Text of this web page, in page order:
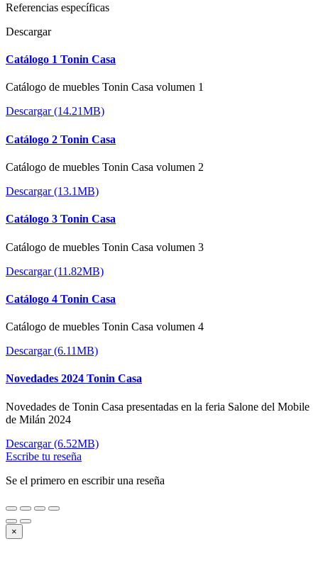
Referencias específicas
Descargar
Catálogo 1 Tonin Casa
Catálogo de muebles Tonin Casa volumen 1
Descargar (14.21MB)
Catálogo 2 Tonin Casa
Catálogo de muebles Tonin Casa volumen 2
Descargar (13.1MB)
Catálogo 3 Tonin Casa
Catálogo de muebles Tonin Casa volumen 3
Descargar (11.82MB)
Catálogo 4 Tonin Casa
Catálogo de muebles Tonin Casa volumen 4
Descargar (6.11MB)
Novedades 2024 Tonin Casa
Novedades de Tonin Casa presentadas en la feria Salone del Mobile
de Milán 2024
Descargar (6.52MB)
Escribe tu reseña
Se el primero en escribir una reseña
×